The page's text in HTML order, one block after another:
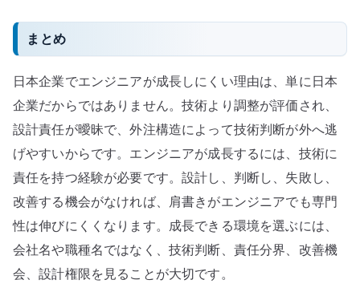
まとめ
日本企業でエンジニアが成長しにくい理由は、単に日本
企業だからではありません。技術より調整が評価され、
設計責任が曖昧で、外注構造によって技術判断が外へ逃
げやすいからです。エンジニアが成長するには、技術に
責任を持つ経験が必要です。設計し、判断し、失敗し、
改善する機会がなければ、肩書きがエンジニアでも専門
性は伸びにくくなります。成長できる環境を選ぶには、
会社名や職種名ではなく、技術判断、責任分界、改善機
会、設計権限を見ることが大切です。